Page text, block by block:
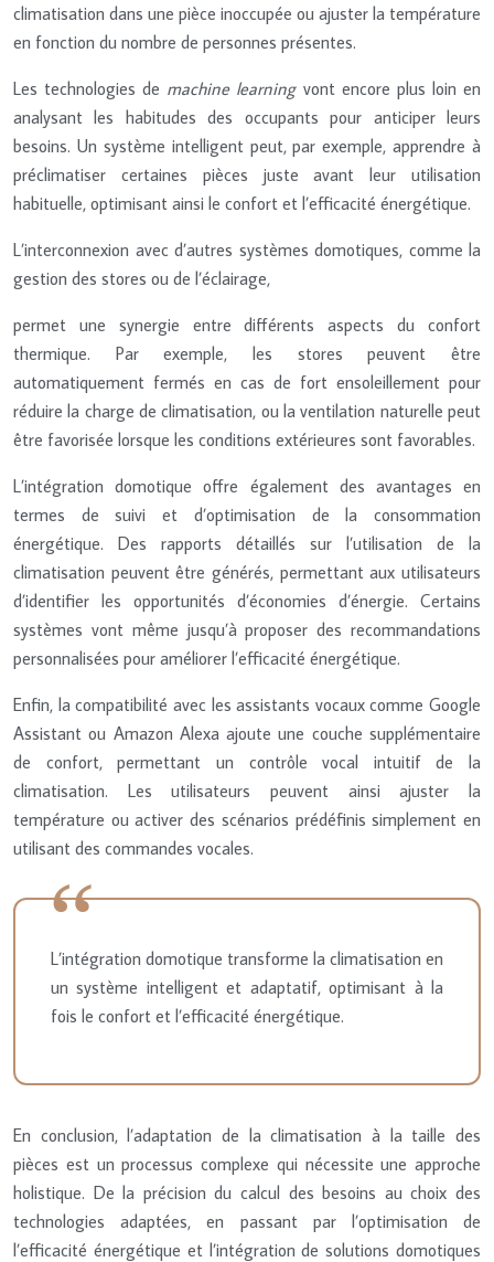
climatisation dans une pièce inoccupée ou ajuster la température
en fonction du nombre de personnes présentes.
Les technologies de machine learning vont encore plus loin en
analysant les habitudes des occupants pour anticiper leurs
besoins. Un système intelligent peut, par exemple, apprendre à
préclimatiser certaines pièces juste avant leur utilisation
habituelle, optimisant ainsi le confort et l’efficacité énergétique.
L’interconnexion avec d’autres systèmes domotiques, comme la
gestion des stores ou de l’éclairage,
permet une synergie entre différents aspects du confort
thermique. Par exemple, les stores peuvent être
automatiquement fermés en cas de fort ensoleillement pour
réduire la charge de climatisation, ou la ventilation naturelle peut
être favorisée lorsque les conditions extérieures sont favorables.
L’intégration domotique offre également des avantages en
termes de suivi et d’optimisation de la consommation
énergétique. Des rapports détaillés sur l’utilisation de la
climatisation peuvent être générés, permettant aux utilisateurs
d’identifier les opportunités d’économies d’énergie. Certains
systèmes vont même jusqu’à proposer des recommandations
personnalisées pour améliorer l’efficacité énergétique.
Enfin, la compatibilité avec les assistants vocaux comme Google
Assistant ou Amazon Alexa ajoute une couche supplémentaire
de confort, permettant un contrôle vocal intuitif de la
climatisation. Les utilisateurs peuvent ainsi ajuster la
température ou activer des scénarios prédéfinis simplement en
utilisant des commandes vocales.
L’intégration domotique transforme la climatisation en
un système intelligent et adaptatif, optimisant à la
fois le confort et l’efficacité énergétique.
En conclusion, l’adaptation de la climatisation à la taille des
pièces est un processus complexe qui nécessite une approche
holistique. De la précision du calcul des besoins au choix des
technologies adaptées, en passant par l’optimisation de
l’efficacité énergétique et l’intégration de solutions domotiques